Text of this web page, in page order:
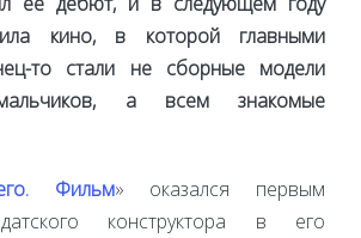
кино, в которой главными
то стали не сборные модели
а всем знакомые
Фильм» оказался первым
конструктора в его